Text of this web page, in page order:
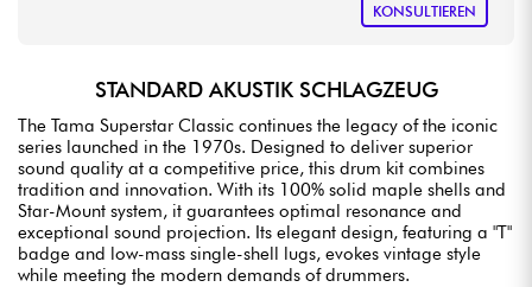
KONSULTIEREN
STANDARD AKUSTIK SCHLAGZEUG
The Tama Superstar Classic continues the legacy of the iconic
series launched in the 1970s. Designed to deliver superior
sound quality at a competitive price, this drum kit combines
tradition and innovation. With its 100% solid maple shells and
Star-Mount system, it guarantees optimal resonance and
exceptional sound projection. Its elegant design, featuring a "T"
badge and low-mass single-shell lugs, evokes vintage style
while meeting the modern demands of drummers.